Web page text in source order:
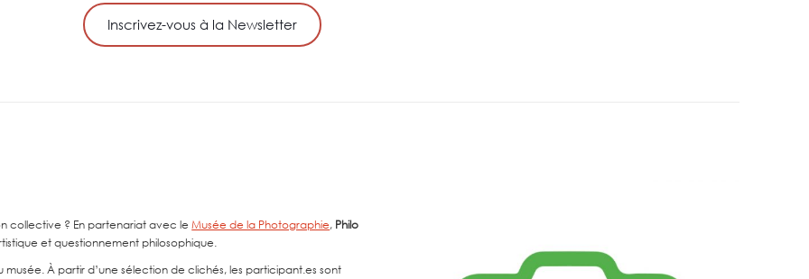
Inscrivez-vous à la Newsletter
collective ? En partenariat avec leMusée de la Photographie, Philo
et questionnement philosophique.
musée. À partir d’une sélection de clichés, les participant.es sont